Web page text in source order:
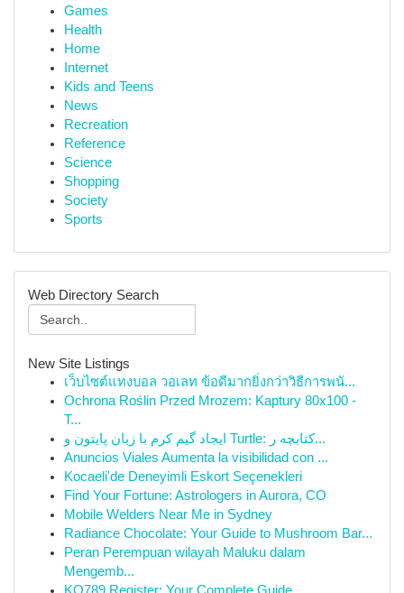
Games
Health
Home
Internet
Kids and Teens
News
Recreation
Reference
Science
Shopping
Society
Sports
Web Directory Search
New Site Listings
เว็บไซต์แทงบอล วอเลท ข้อดีมากยิ่งกว่าวิธีการพนั...
Ochrona Roślin Przed Mrozem: Kaptury 80x100 -
T...
ایجاد گیم کرم با زبان پایتون و Turtle: کتابچه ر...
Anuncios Viales Aumenta la visibilidad con ...
Kocaeli'de Deneyimli Eskort Seçenekleri
Find Your Fortune: Astrologers in Aurora, CO
Mobile Welders Near Me in Sydney
Radiance Chocolate: Your Guide to Mushroom Bar...
Peran Perempuan wilayah Maluku dalam
Mengemb...